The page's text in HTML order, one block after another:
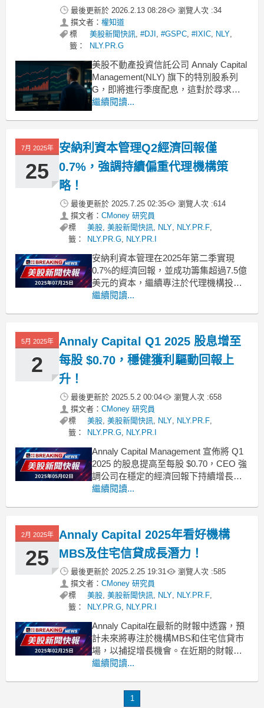
最後更新於 2026.2.13 08:28 瀏覽人次 :34
撰文者： 權知道
標
籤：
美股新聞快訊,#DJI ,#GSPC,#IXIC, NLY,
NLY.PR.G
美股不動產投資信託公司 Annaly Capital
Management(NLY) 旗下的特別股系列
G，即將進行季度配息，這對於尋求高
現金流的投資人而言是一項重要消息。
繼續閱讀...
7月 2025年
25
安納利資本管理Q2經濟回報僅
0.7%，強調持續偏重代理機構策
略！
最後更新於 2025.7.25 02:35 瀏覽人次 :614
撰文者： CMoney 研究員
標
籤：
美股,美股新聞快訊, NLY, NLY.PR.F,
NLY.PR.G, NLY.PR.I
安納利資本管理在2025年第二季實現
0.7%的經濟回報，並成功籌集超過7.5億
美元的資本，繼續專注於代理機構投
資。安納利資本管理（NLY）首席執行
0.7%的經濟回報，且每股可分配收益達
到0.73美元，再次超出預期的股息支
付。
繼續閱讀...
5月 2025年
2
Annaly Capital Q1 2025 股息增至
每股 $0.70，穩健獲利驅動回報上
升！
最後更新於 2025.5.2 00:04 瀏覽人次 :658
撰文者： CMoney 研究員
標
籤：
美股,美股新聞快訊, NLY, NLY.PR.F,
NLY.PR.G, NLY.PR.I
Annaly Capital Management 宣佈將 Q1
2025 的股息提高至每股 $0.70，CEO 強
調公司在穩定的經濟回報下持續增長。
在近期的財報電話會議中，Annaly
繼續閱讀...
2月 2025年
25
Annaly Capital 2025年看好機構
MBS及住宅信貸成長潛力！
最後更新於 2025.2.25 19:31 瀏覽人次 :585
撰文者： CMoney 研究員
標
籤：
美股,美股新聞快訊, NLY, NLY.PR.F,
NLY.PR.G, NLY.PR.I
Annaly Capital在最新的財報中透露，預
計未來將專注於機構MBS和住宅信貸市
場，以捕捉增長機會。在近期的財報電
話會議上，Annaly Capital
經濟在2024年第四季表現強勁，
繼續閱讀...
1